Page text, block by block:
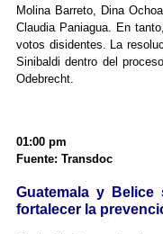
Molina Barreto, Dina
Claudia Paniagua. En
votos disidentes. La
Sinibaldi dentro del
Odebrecht.
01:00 pm
Fuente: Transdoc
Guatemala y
fortalecer la